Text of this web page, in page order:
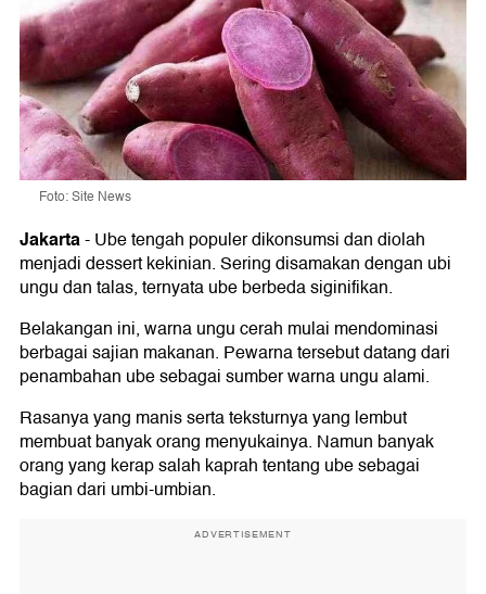
Foto: Site News
Jakarta-Ube tengah populer dikonsumsi dan diolah
menjadi dessert kekinian. Sering disamakan dengan ubi
ungu dan talas, ternyata ube berbeda siginifikan.
Belakangan ini, warna ungu cerah mulai mendominasi
berbagai sajian makanan. Pewarna tersebut datang dari
penambahan ube sebagai sumber warna ungu alami.
Rasanya yang manis serta teksturnya yang lembut
membuat banyak orang menyukainya. Namun banyak
orang yang kerap salah kaprah tentang ube sebagai
bagian dari umbi-umbian.
ADVERTISEMENT